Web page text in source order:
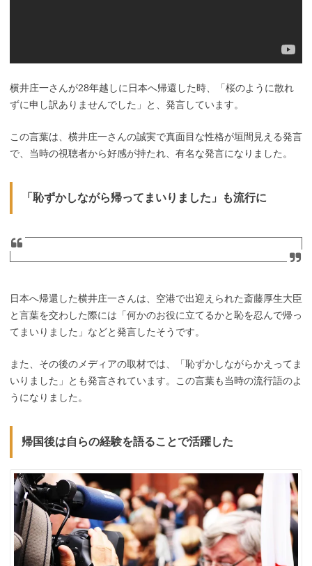
横井庄一さんが28年越しに日本へ帰還した時、「桜のように散れ
ずに申し訳ありませんでした」と、発言しています。
この言葉は、横井庄一さんの誠実で真面目な性格が垣間見える発言
で、当時の視聴者から好感が持たれ、有名な発言になりました。
「恥ずかしながら帰ってまいりました」も流行に
日本へ帰還した横井庄一さんは、空港で出迎えられた斎藤厚生大臣
と言葉を交わした際には「何かのお役に立てるかと恥を忍んで帰っ
てまいりました」などと発言したそうです。
また、その後のメディアの取材では、「恥ずかしながらかえってま
いりました」とも発言されています。この言葉も当時の流行語のよ
うになりました。
帰国後は自らの経験を語ることで活躍した